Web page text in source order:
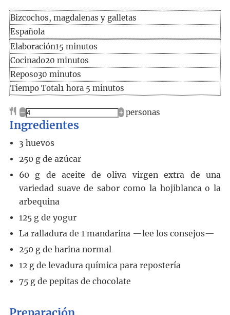
Bizcochos, magdalenas y galletas
Española
Elaboración
Elaboración15minutos
minutos
Cocinado
Cocinado20minutos
minutos
Reposo30minutos
minutos
Tiempo
Tiempo Total1 hora
hora 5minutos
minutos
– + personas
Ingredientes
3 huevos
250 g de azúcar
60
g
de aceite de oliva virgen extra de una
variedad suave de sabor como la hojiblanca o la
arbequina
125 g de yogur
La ralladura de 1 mandarina —lee los consejos—
250 g de harina normal
12 g de levadura química para repostería
75 g de pepitas de chocolate